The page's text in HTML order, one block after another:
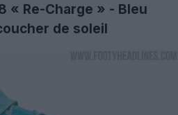
« Re-Charge » - Bleu
de soleil